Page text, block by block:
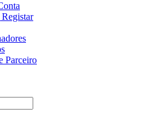
Parceiro